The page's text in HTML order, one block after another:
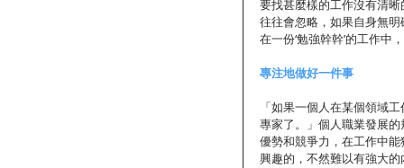
要找甚麼樣的工作沒有清
往往會忽略，如果自身無
在一份‘勉強幹幹’的工作中
專注地做好一件事
「如果一個人在某個領域
專家了。」個人職業發展
優勢和競爭力，在工作中
興趣的，不然難以有強大的